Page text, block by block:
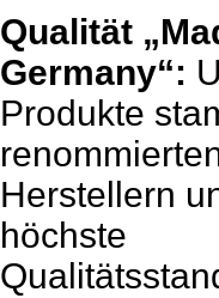
Qualität
Germany“:
Produkte
Herstellern
höchste